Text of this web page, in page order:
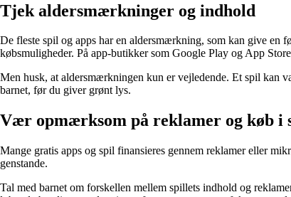
Tjek aldersmærkninger og indhold
De fleste spil og apps har en aldersmærkning, som kan give en
købsmuligheder. På app-butikker som Google Play og App
Men husk, at aldersmærkningen kun er vejledende. Et spil kan
barnet, før du giver grønt lys.
Vær opmærksom på reklamer og køb i
Mange gratis apps og spil finansieres gennem reklamer eller
genstande.
Tal med barnet om forskellen mellem spillets indhold og